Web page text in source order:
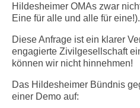
Hildesheimer OMAs zwar
Eine für alle und alle für eine!).
Diese Anfrage ist ein klarer
engagierte Zivilgesellschaft
können wir nicht hinnehmen!
Das Hildesheimer Bündnis
einer Demo auf: